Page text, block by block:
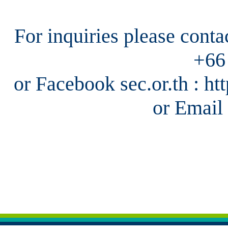
For inquiries please
or Facebook sec.or.th :
or Email